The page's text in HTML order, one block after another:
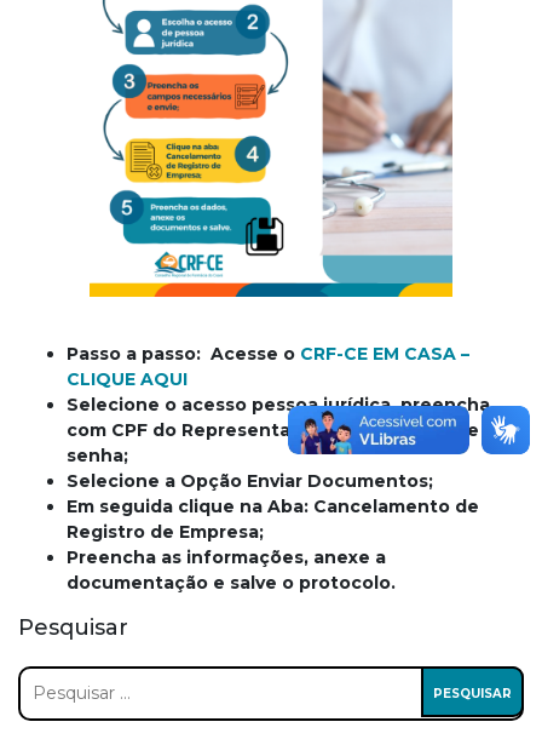
Passo a passo: Acesse o CRF-CE EM CASA –
CLIQUE AQUI
Selecione o acesso pessoa jurídica, preencha
com CPF do Representante Legal da Firma e a
senha;
Selecione a Opção Enviar Documentos;
Em seguida clique na Aba: Cancelamento de
Registro de Empresa;
Preencha as informações, anexe a
documentação e salve o protocolo.
Pesquisar
Pesquisar
por: